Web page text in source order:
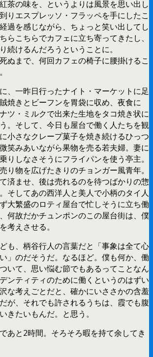
茶の味を、というよりは風景を思い出し
りエスプレッソ・フラッペを手にしたこ
過を感じながら、ちょっと笑い出してし
らこちらでカフェに立ち寄ってきたし、
続けるんだろうということに。
ぬまで、何回カフェの椅子に腰掛けるこ
、一昨日行ったナイト・マーケットに足
焼きとビーフンを胃袋に収め、夜食に
ツ・ミルクで出来た生地をタコ焼き状に
。そして、今日も屋台で働く人たちを観
小さなクレープ菓子を焼き続けるひっつ
笑みあいながら果物を売る若夫婦。妻に
りしなさそうにフライパンを使う亭主。
り物を広げたきりのチョンガー風青年。
済ませ、後は売れるのを待つばかりの惣
そしてあの西洋人と美人で小柄のタイ人
大繁盛のロティ屋台で忙しそうに立ち働
何故だかチュンポンのこの屋台街は、僕
考えさせる。
も、柄谷行人の言葉だと「事象は全て心
」のだそうだ。なるほど。僕も何か、働
いて、思い悩む節でもあるってことなん
ンティティのために働くというのはずい
な考えごとだと、確かにいささかの含羞
が、それでも許されるうちは、霞でも腹
きたいもんだ。と思う。
あと2時間。そろそろ暇を持て余してき